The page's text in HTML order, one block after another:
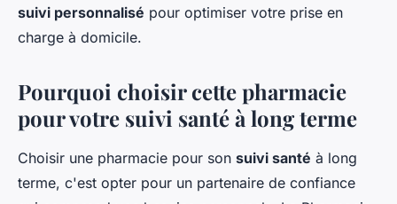
suivi personnalisé pour optimiser votre prise en
charge à domicile.
Pourquoi choisir cette pharmacie
pour votre suivi santé à long terme
Choisir une pharmacie pour son suivi santé à long
terme, c'est opter pour un partenaire de confiance